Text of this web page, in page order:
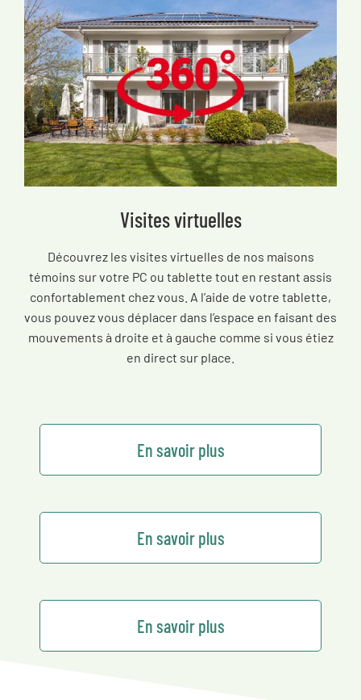
Visites virtuelles
Découvrez les visites virtuelles de nos maisons
témoins sur votre PC ou tablette tout en restant assis
confortablement chez vous. A l’aide de votre tablette,
vous pouvez vous déplacer dans l’espace en faisant des
mouvements à droite et à gauche comme si vous étiez
en direct sur place.
En savoir plus
En savoir plus
En savoir plus